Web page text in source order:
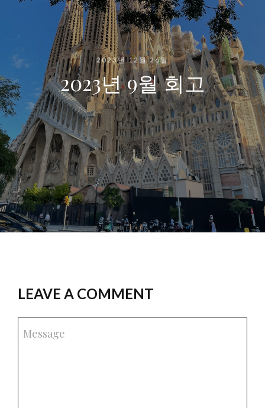
2023년 12월 26일
2023년 9월 회고
LEAVE A COMMENT